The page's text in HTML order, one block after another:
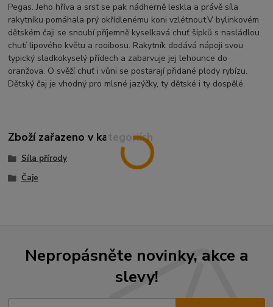
Pegas. Jeho hříva a srst se pak nádherně leskla a právě síla
rakytníku pomáhala prý okřídlenému koni vzlétnout.V bylinkovém
dětském čaji se snoubí příjemně kyselkavá chuť šípků s nasládlou
chutí lipového květu a rooibosu. Rakytník dodává nápoji svou
typický sladkokyselý přídech a zabarvuje jej lehounce do
oranžova. O svěží chuť i vůni se postarají přidané plody rybízu.
Dětský čaj je vhodný pro mlsné jazýčky, ty dětské i ty dospělé.
Zboží zařazeno v kategoriích
Síla přírody
Čaje
Nepropásněte novinky, akce a
slevy!